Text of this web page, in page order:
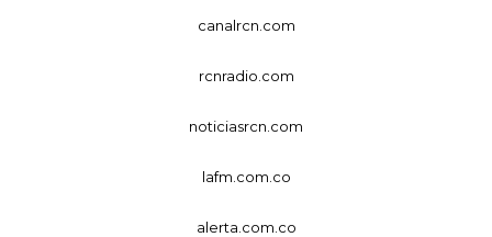
canalrcn.com
rcnradio.com
noticiasrcn.com
lafm.com.co
alerta.com.co